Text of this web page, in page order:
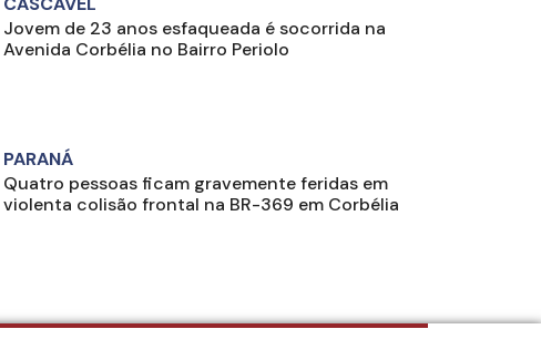
Jovem de 23 anos esfaqueada é socorrida na
Avenida Corbélia no Bairro Periolo
PARANÁ
Quatro pessoas ficam gravemente feridas em
violenta colisão frontal na BR-369 em Corbélia